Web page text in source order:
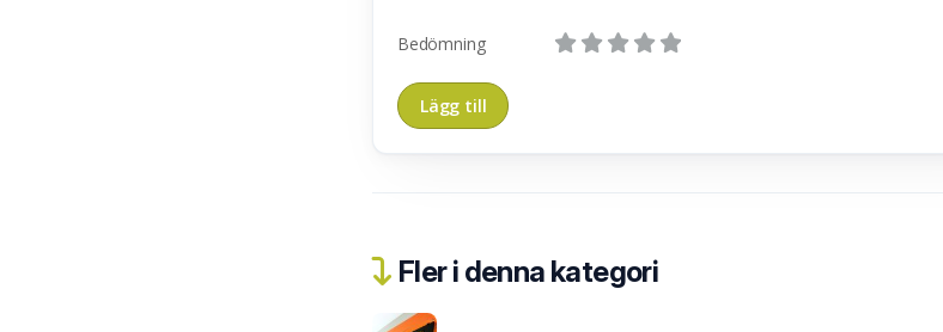
Bedömning
Fler i denna kategori